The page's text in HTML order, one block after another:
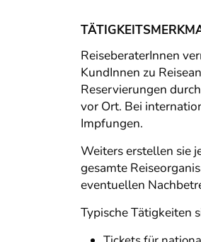
ReiseberaterInnen
KundInnen zu
Reservierungen
vor Ort. Bei
Impfungen.
Weiters erstellen sie
gesamte
eventuellen
Typische Tätigkeiten